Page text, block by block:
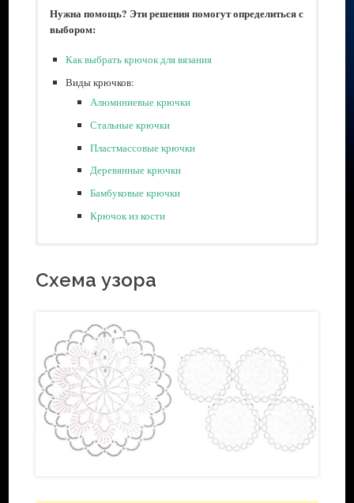
Нужна помощь? Эти решения помогут определиться с
выбором:
Как выбрать крючок для вязания
Виды крючков:
Алюминиевые крючки
Стальные крючки
Пластмассовые крючки
Деревянные крючки
Бамбуковые крючки
Крючок из кости
Состав — 100% мерсеризованный хлопок
Советы для новичков:
Как выбрать пряжу для вязания крючком
Виды пряжи:
Хлопковая и льняная пряжа
Пряжа из искусственных волокон
Готовые решения:
Набор инструментов для вязания крючком новичку
Схема узора